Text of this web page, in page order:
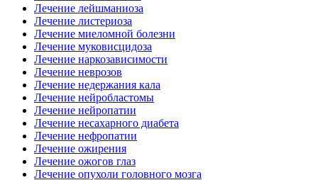
Лечение лейшманиоза
Лечение листериоза
Лечение миеломной болезни
Лечение муковисцидоза
Лечение наркозависимости
Лечение неврозов
Лечение недержания кала
Лечение нейробластомы
Лечение нейропатии
Лечение несахарного диабета
Лечение нефропатии
Лечение ожирения
Лечение ожогов глаз
Лечение опухоли головного мозга